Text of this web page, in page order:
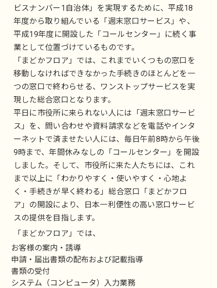
ビスナンバー1自治体」を実現するために、平成18
年度から取り組んでいる「週末窓口サービス」や、
平成19年度に開設した「コールセンター」に続く事
業として位置づけているものです。
「まどかフロア」では、これまでいくつもの窓口を
移動しなければできなかった手続きのほとんどを一
つの窓口で終わらせる、ワンストップサービスを実
現した総合窓口となります。
平日に市役所に来られない人には「週末窓口サービ
ス」を、問い合わせや資料請求などを電話やインタ
ーネットで済ませたい人には、毎日午前8時から午後
9時まで、年間休みなしの「コールセンター」を開設
しました。そして、市役所に来た人たちには、これ
まで以上に「わかりやすく・使いやすく・心地よ
く・手続きが早く終わる」総合窓口「まどかフロ
ア」の開設により、日本一利便性の高い窓口サービ
スの提供を目指します。
「まどかフロア」では、
お客様の案内・誘導
申請・届出書類の配布および記載指導
書類の受付
システム（コンピュータ）入力業務